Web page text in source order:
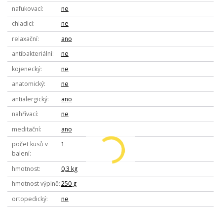
nafukovací
ne
chladicí
ne
relaxační
ano
antibakteriální
ne
kojenecký
ne
anatomický
ne
antialergický
ano
nahřívací
ne
meditační
ano
počet kusů v
balení
1
hmotnost
0,3 kg
hmotnost výplně 250 g
ortopedický
ne